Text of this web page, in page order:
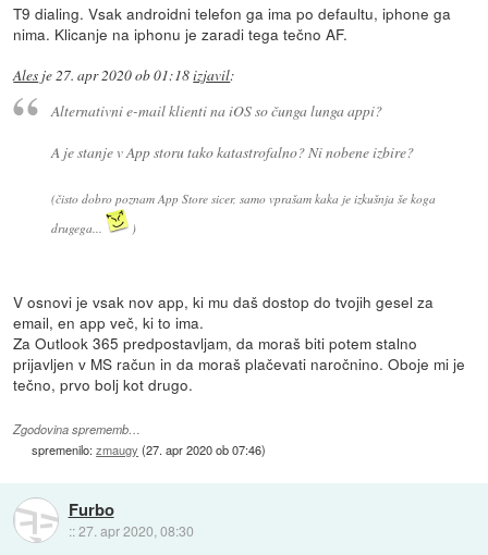
T9 dialing. Vsak androidni telefon ga ima po defaultu, iphone ga
nima. Klicanje na iphonu je zaradi tega tečno AF.
Ales je27. apr 2020 ob 01:18izjavil:
Alternativni e-mail klienti na iOS so čunga lunga appi?
A je stanje v App storu tako katastrofalno? Ni nobene izbire?
(čisto dobro poznam App Store sicer, samo vprašam kaka je izkušnja še koga
drugega...
)
V osnovi je vsak nov app, ki mu daš dostop do tvojih gesel za
email, en app več, ki to ima.
Za Outlook 365 predpostavljam, da moraš biti potem stalno
prijavljen v MS račun in da moraš plačevati naročnino. Oboje mi je
tečno, prvo bolj kot drugo.
Zgodovina sprememb…
spremenilo:zmaugy (27. apr 2020 ob 07:46)
Furbo
::27. apr 2020, 08:30